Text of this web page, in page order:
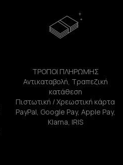
ΤΡΟΠΟΙ ΠΛΗΡΩΜΗΣ
Αντικαταβολή, Τραπεζική
κατάθεση
Πιστωτική / Χρεωστική κάρτα
PayPal, Google Pay, Apple Pay,
Klarna, IRIS